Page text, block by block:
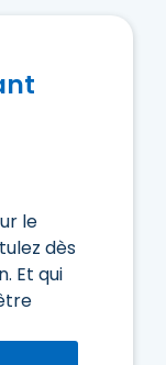
le
dès
Et qui